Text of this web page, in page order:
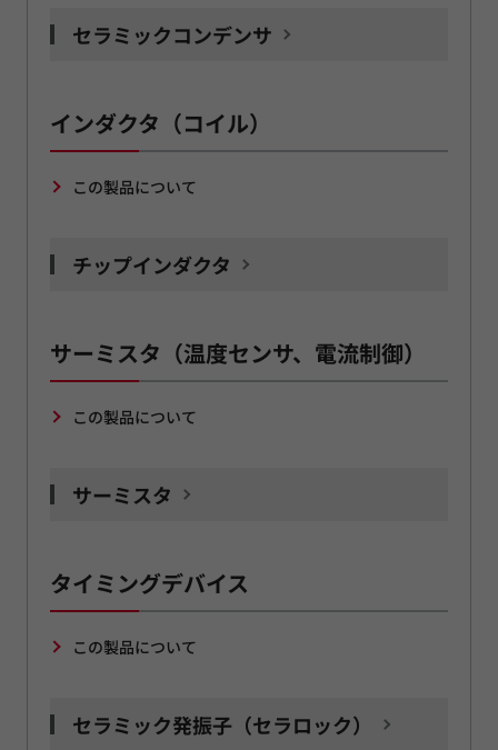
セラミックコンデンサ
インダクタ（コイル）
この製品について
チップインダクタ
サーミスタ（温度センサ、電流制御）
この製品について
サーミスタ
タイミングデバイス
この製品について
セラミック発振子（セラロック）